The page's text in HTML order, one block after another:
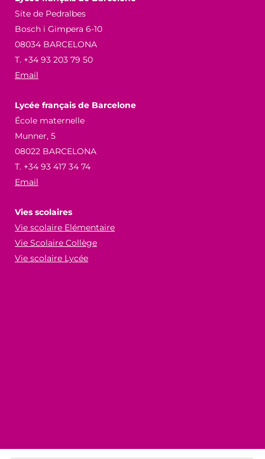
Site de Pedralbes
Bosch i Gimpera 6-10
08034 BARCELONA
T. +34 93 203 79 50
Email
Lycée français de Barcelone
École maternelle
Munner, 5
08022 BARCELONA
T. +34 93 417 34 74
Email
Vies scolaires
Vie scolaire Elémentaire
Vie Scolaire Collège
Vie scolaire Lycée